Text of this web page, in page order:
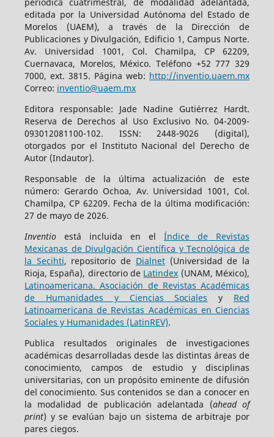
editada por la Universidad Autónoma del Estado de
Morelos (UAEM), a través de la Dirección de
Publicaciones y Divulgación, Edificio 1, Campus Norte.
Av. Universidad 1001, Col. Chamilpa, CP 62209,
Cuernavaca, Morelos, México. Teléfono +52 777 329
7000, ext. 3815. Página web: http://inventio.uaem.mx
Correo: inventio@uaem.mx
Editora responsable: Jade Nadine Gutiérrez Hardt.
Reserva de Derechos al Uso Exclusivo No. 04-2009-
093012081100-102. ISSN: 2448-9026 (digital),
otorgados por el Instituto Nacional del Derecho de
Autor (Indautor).
Responsable de la última actualización de este
número: Gerardo Ochoa, Av. Universidad 1001, Col.
Chamilpa, CP 62209. Fecha de la última modificación:
27 de mayo de 2026.
Inventioestá incluida en elÍndice de Revistas
Mexicanas de Divulgación Científica y Tecnológica de
la Secihti, repositorio de Dialnet(Universidad de la
Rioja, España), directorio de Latindex (UNAM, México),
Latinoamericana. Asociación de Revistas Académicas
de Humanidades y Ciencias Sociales y Red
Latinoamericana de Revistas Académicas en Ciencias
Sociales y Humanidades (LatinREV).
Publica resultados originales de investigaciones
académicas desarrolladas desde las distintas áreas de
conocimiento, campos de estudio y disciplinas
universitarias, con un propósito eminente de difusión
del conocimiento. Sus contenidos se dan a conocer en
la modalidad de publicación adelantada (ahead of
print) y se evalúan bajo un sistema de arbitraje por
pares ciegos.